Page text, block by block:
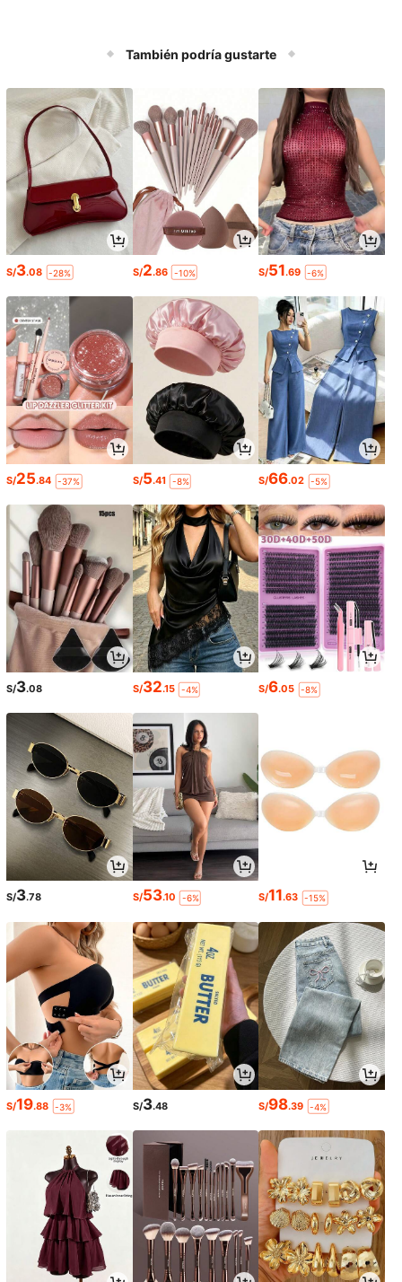
También podría gustarte
S/3.08 -28% S/2.86 -10% S/51.69 -6%
S/25.84 -37% S/5.41 -8% S/66.02 -5%
S/3.08 S/32.15 -4% S/6.05 -8%
S/3.78 S/53.10 -6% S/11.63 -15%
S/19.88 -3% S/3.48 S/98.39 -4%